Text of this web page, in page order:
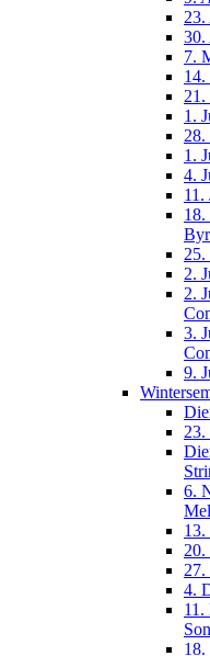
30.
7.
1.
1.
4.
11.
18.
25.
2.
2.
3.
9.
6.
13.
20.
4.
11.
18.